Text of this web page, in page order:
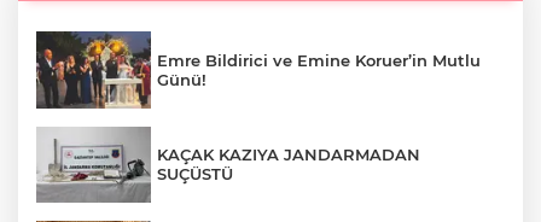
Emre Bildirici ve Emine Koruer’in Mutlu
Günü!
KAÇAK KAZIYA JANDARMADAN
SUÇÜSTÜ